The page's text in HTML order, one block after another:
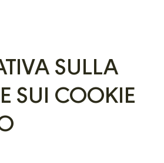
SULLA
SUI COOKIE